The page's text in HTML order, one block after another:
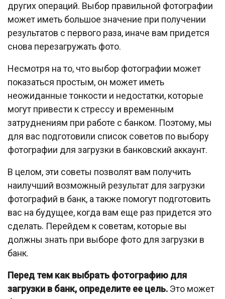
других операций. Выбор правильной фотографии
может иметь большое значение при получении
результатов с первого раза, иначе вам придется
снова перезагружать фото.
Несмотря на то, что выбор фотографии может
показаться простым, он может иметь
неожиданные тонкости и недостатки, которые
могут привести к стрессу и временным
затруднениям при работе с банком. Поэтому, мы
для вас подготовили список советов по выбору
фотографии для загрузки в банковский аккаунт.
В целом, эти советы позволят вам получить
наилучший возможный результат для загрузки
фотографий в банк, а также помогут подготовить
вас на будущее, когда вам еще раз придется это
сделать. Перейдем к советам, которые вы
должны знать при выборе фото для загрузки в
банк.
Перед тем как выбрать фотографию для
загрузки в банк, определите ее цель. Это может